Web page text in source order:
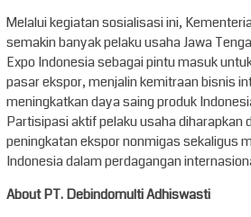
Melalui kegiatan sosialisasi ini,
semakin banyak pelaku usaha Jawa
Expo Indonesia sebagai pintu masuk
pasar ekspor, menjalin kemitraan bisnis
meningkatkan daya saing produk
Partisipasi aktif pelaku usaha diharapkan
peningkatan ekspor nonmigas sekaligus
Indonesia dalam perdagangan
About PT. Debindomulti Adhiswasti